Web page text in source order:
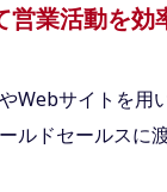
営業活動を効
Webサイトを用
ルドセールスに